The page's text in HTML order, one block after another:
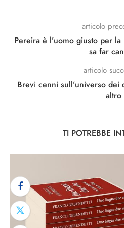
articolo
Pereira è l’uomo giusto per
sa far
articolo
Brevi cenni sull’universo
altro
TI POTREBBE